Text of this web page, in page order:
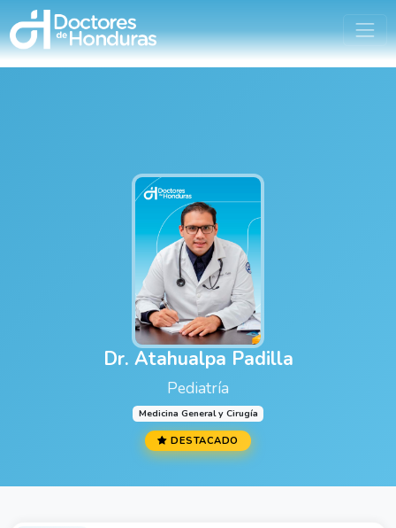
Dr. Atahualpa Padilla
Pediatría
Medicina General y Cirugía
DESTACADO